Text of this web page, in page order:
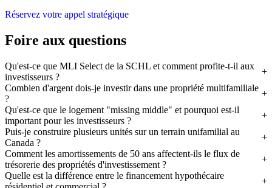
Réservez votre appel stratégique
Foire aux questions
Qu'est-ce que MLI Select de la SCHL et comment profite-t-il aux
investisseurs ?
Combien d'argent dois-je investir dans une propriété multifamiliale
?
Qu'est-ce que le logement "missing middle" et pourquoi est-il
important pour les investisseurs ?
Puis-je construire plusieurs unités sur un terrain unifamilial au
Canada ?
Comment les amortissements de 50 ans affectent-ils le flux de
trésorerie des propriétés d'investissement ?
Quelle est la différence entre le financement hypothécaire